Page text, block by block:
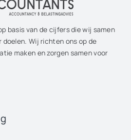
basis van de cijfers die wij samen
Wij richten ons op de
maken en zorgen samen voor